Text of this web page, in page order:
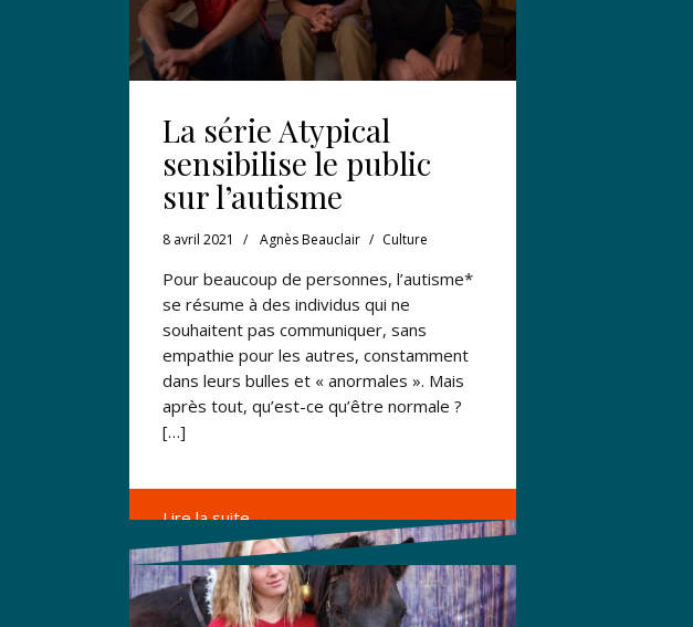
La série Atypical
sensibilise le public
sur l’autisme
8 avril 2021 Agnès Beauclair Culture
Pour beaucoup de personnes, l’autisme*
se résume à des individus qui ne
souhaitent pas communiquer, sans
empathie pour les autres, constamment
dans leurs bulles et « anormales ». Mais
après tout, qu’est-ce qu’être normale ?
[…]
Lire la suite →